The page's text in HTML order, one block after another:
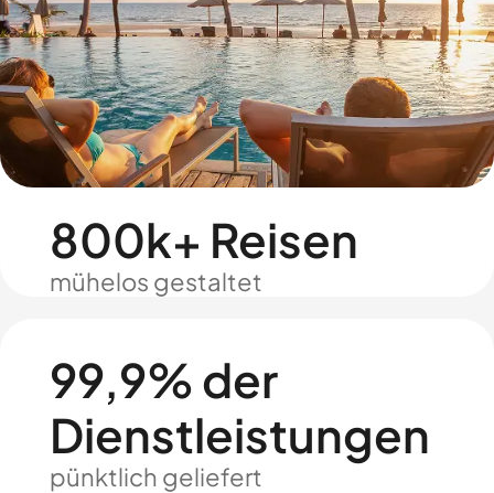
800k+ Reisen
mühelos gestaltet
99,9% der
Dienstleistungen
pünktlich geliefert